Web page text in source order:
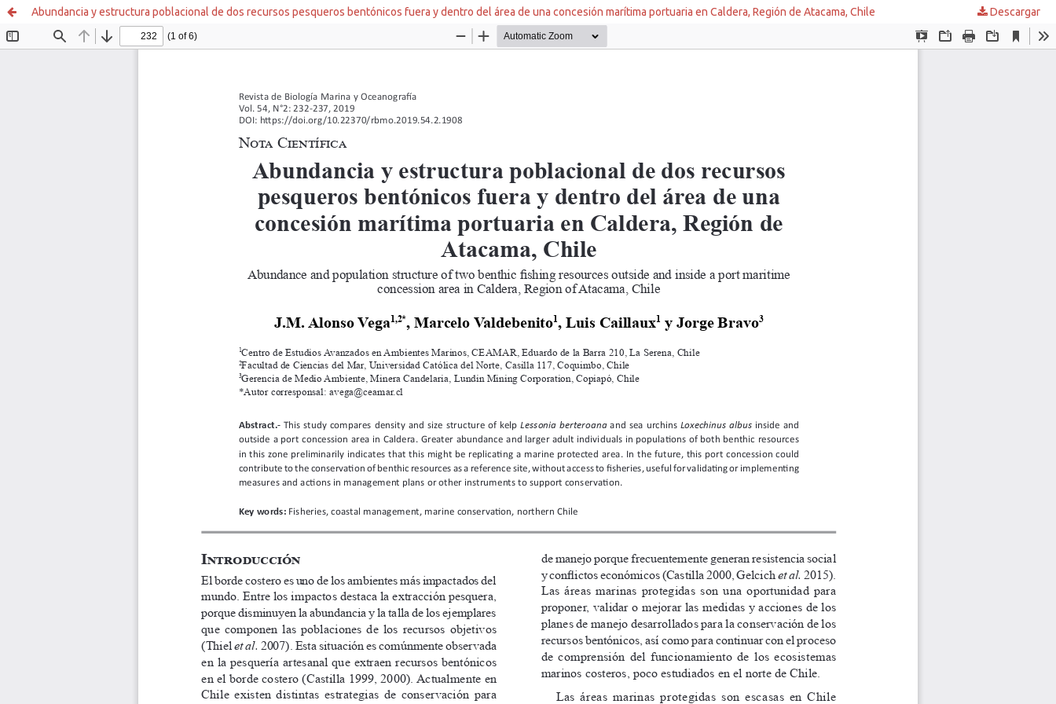
Abundancia y estructura poblacional de dos recursos pesqueros bentónicos fuera y dentro del área de una concesión marítima portuaria en Caldera, Región de Atacama, Chile Descargar